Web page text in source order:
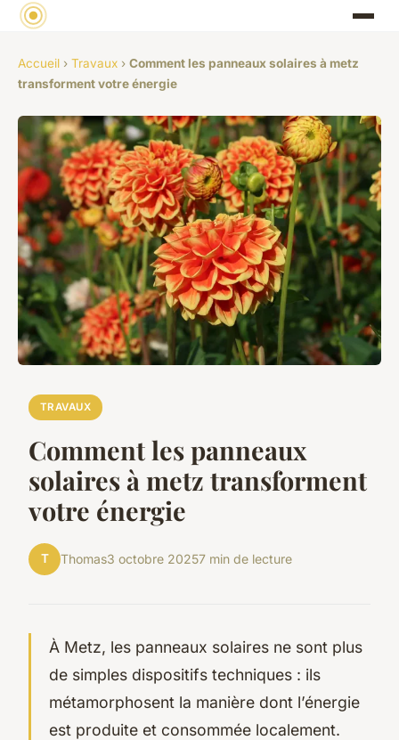
Accueil › Travaux › Comment les panneaux solaires à metz
transforment votre énergie
TRAVAUX
Comment les panneaux
solaires à metz transforment
votre énergie
T Thomas3 octobre 20257 min de lecture
À Metz, les panneaux solaires ne sont plus
de simples dispositifs techniques : ils
métamorphosent la manière dont l’énergie
est produite et consommée localement.